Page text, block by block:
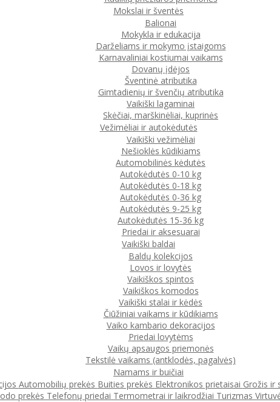
Mokslai ir šventės
Balionai
Mokykla ir edukacija
Darželiams ir mokymo įstaigoms
Karnavaliniai kostiumai vaikams
Dovanų įdėjos
Šventinė atributika
Gimtadienių ir švenčių atributika
Vaikiški lagaminai
Skėčiai, marškinėliai, kuprinės
Vežimėliai ir autokėdutės
Vaikiški vežimėliai
Nešioklės kūdikiams
Automobilinės kėdutės
Autokėdutės 0-10 kg
Autokėdutės 0-18 kg
Autokėdutės 0-36 kg
Autokėdutės 9-25 kg
Autokėdutės 15-36 kg
Priedai ir aksesuarai
Vaikiški baldai
Baldų kolekcijos
Lovos ir lovytės
Vaikiškos spintos
Vaikiškos komodos
Vaikiški stalai ir kėdės
Čiūžiniai vaikams ir kūdikiams
Vaiko kambario dekoracijos
Priedai lovytėms
Vaikų apsaugos priemonės
Tekstilė vaikams (antklodės, pagalvės)
Namams ir buičiai
Automobilių prekės Buities prekės Elektronikos prietaisai Grožis ir
prekės Telefonų priedai Termometrai ir laikrodžiai Turizmas